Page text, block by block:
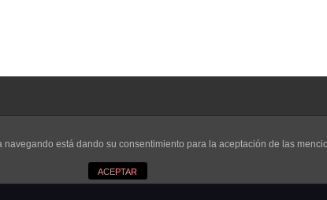
está dando su consentimiento para la aceptación de las
ACEPTAR